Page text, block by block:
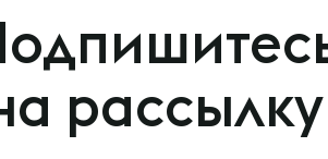
рассылку